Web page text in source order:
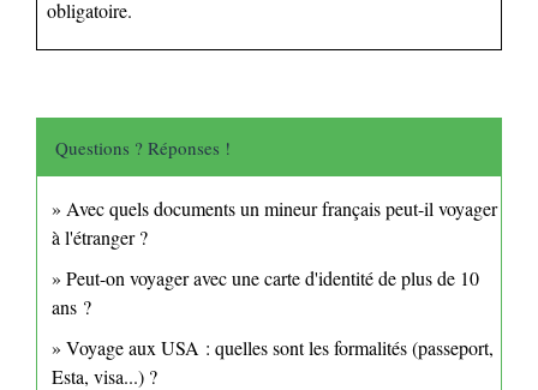
obligatoire.
Questions ? Réponses !
Avec quels documents un mineur français peut-il voyager
à l'étranger ?
Peut-on voyager avec une carte d'identité de plus de 10
ans ?
Voyage aux USA : quelles sont les formalités (passeport,
Esta, visa...) ?